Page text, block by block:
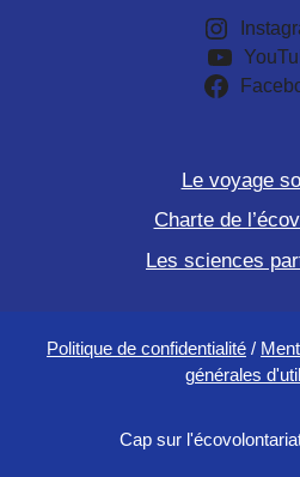
Le voyage
Charte de
Les sciences
Politique de confidentialité /
générales
Cap sur